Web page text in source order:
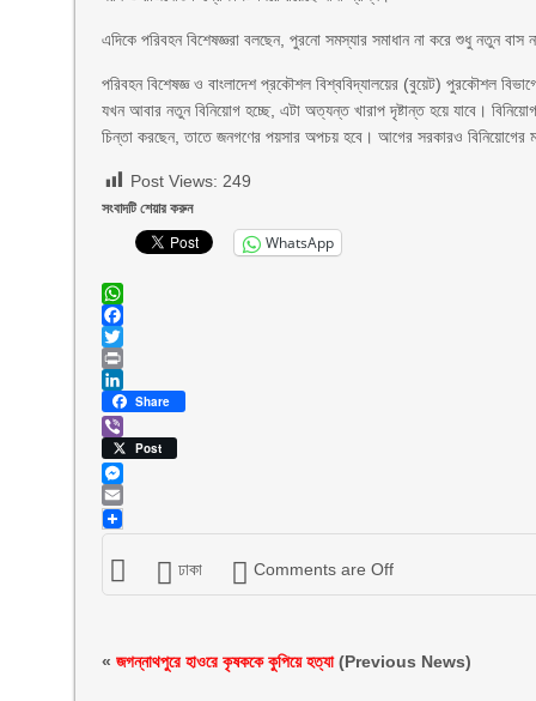
এদিকে পরিবহন বিশেষজ্ঞরা বলছেন, পুরনো সমস্যার সমাধান না করে শুধু নতুন বাস
পরিবহন বিশেষজ্ঞ ও বাংলাদেশ প্রকৌশল বিশ্ববিদ্যালয়ের (বুয়েট) পুরকৌশল
যখন আবার নতুন বিনিয়োগ হচ্ছে, এটা অত্যন্ত খারাপ দৃষ্টান্ত হয়ে যাবে।
চিন্তা করছেন, তাতে জনগণের পয়সার অপচয় হবে। আগের সরকারও বিনিয়োগের
Post Views: 249
সংবাদটি শেয়ার করুন
WhatsApp
WhatsApp
Facebook
Twitter
Print
LinkedIn
Share
ViberPost
Messenger
Email
ঢাকা Comments are Off
« জগন্নাথপুরে হাওরে কৃষককে কুপিয়ে হত্যা(Previous News)